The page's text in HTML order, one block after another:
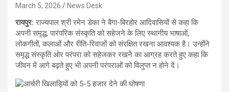
March 5, 2026 News Desk
रायपुर:राज्यपाल श्री रमेन डेका ने बैगा-बिरहोर आदिवासियों से कहा कि
अपनी समृद्ध, पारंपरिक संस्कृति को सहेजने के लिए स्थानीय भाषाओं,
लोकगीतों, कलाओं और रीति-रिवाजों को संरक्षित रखना आवश्यक है। उन्होंने
समृद्ध संस्कृति ओर परंपरा को सहेजकर रखनेे का आग्रह करते हुए कहा कि
जीवन में आगे बढ़ते हुए भी अपनी परंपराओं को विलुप्त न होने दें।